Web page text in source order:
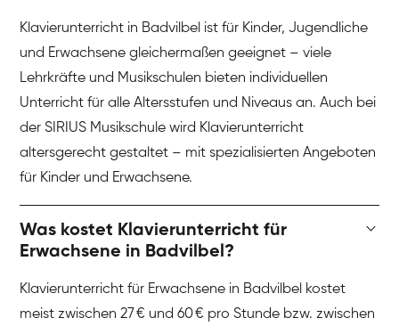
Klavierunterricht in Badvilbel ist für Kinder, Jugendliche
und Erwachsene gleichermaßen geeignet – viele
Lehrkräfte und Musikschulen bieten individuellen
Unterricht für alle Altersstufen und Niveaus an. Auch bei
der SIRIUS Musikschule wird Klavierunterricht
altersgerecht gestaltet – mit spezialisierten Angeboten
für Kinder und Erwachsene.
Was kostet Klavierunterricht für
Erwachsene in Badvilbel?
Klavierunterricht für Erwachsene in Badvilbel kostet
meist zwischen 27 € und 60 € pro Stunde bzw. zwischen